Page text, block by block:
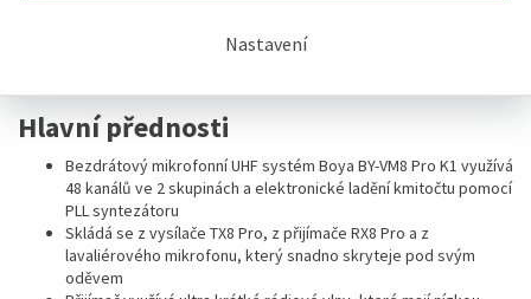
Nastavení
Hlavní přednosti
Bezdrátový mikrofonní UHF systém Boya BY-VM8 Pro K1 využívá
48 kanálů ve 2 skupinách a elektronické ladění kmitočtu pomocí
PLL syntezátoru
Skládá se z vysílače TX8 Pro, z přijímače RX8 Pro a z
lavaliérového mikrofonu, který snadno skryteje pod svým
oděvem